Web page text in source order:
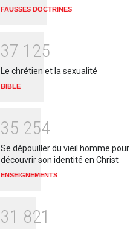
FAUSSES DOCTRINES
37 1 25
Le chrétien et la sexualité
BIBLE
35 254
Se dépouiller du vieil homme pour
découvrir son identité en Christ
ENSEIGNEMENTS
31 821